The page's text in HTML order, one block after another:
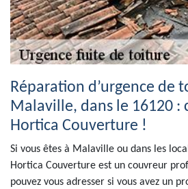
Réparation d’urgence de
Malaville, dans le 16120 :
Hortica Couverture !
Si vous êtes à Malaville ou dans les
Hortica Couverture est un couvreur
pouvez vous adresser si vous avez un